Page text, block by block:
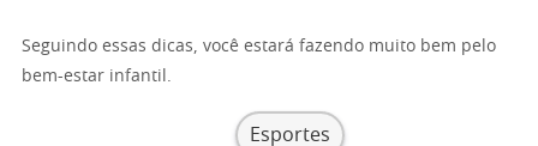
Seguindo essas dicas, você estará fazendo muito bem pelo
bem-estar infantil.
Esportes